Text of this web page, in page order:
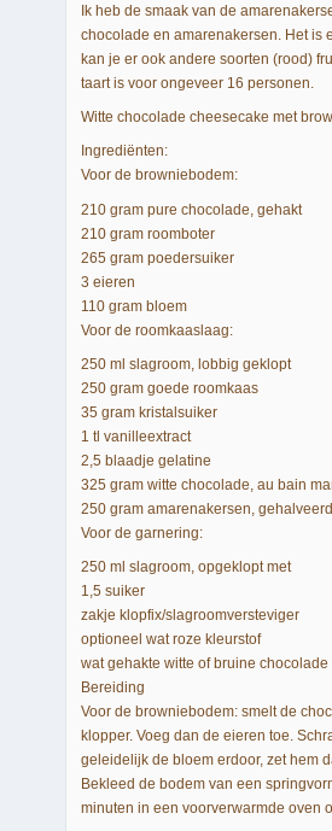
Ik heb de smaak van de
chocolade en amarenakersen. Het is
kan je er ook andere soorten (rood)
taart is voor ongeveer 16 personen.
Witte chocolade cheesecake met
Ingrediënten:
Voor de browniebodem:
210 gram pure chocolade, gehakt
210 gram roomboter
265 gram poedersuiker
3 eieren
110 gram bloem
Voor de roomkaaslaag:
250 ml slagroom, lobbig geklopt
250 gram goede roomkaas
35 gram kristalsuiker
1 tl vanilleextract
2,5 blaadje gelatine
325 gram witte chocolade, au bain
250 gram amarenakersen, gehalveerd
Voor de garnering:
250 ml slagroom, opgeklopt met
1,5 suiker
zakje klopfix/slagroomversteviger
optioneel wat roze kleurstof
wat gehakte witte of bruine chocolade
Bereiding
Voor de browniebodem: smelt de
klopper. Voeg dan de eieren toe.
geleidelijk de bloem erdoor, zet hem
Bekleed de bodem van een
minuten in een voorverwarmde oven